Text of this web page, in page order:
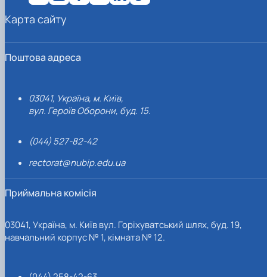
Поштова адреса
03041, Україна, м. Київ,
вул. Героїв Оборони, буд. 15.
(044) 527-82-42
rectorat@nubip.edu.ua
Приймальна комісія
03041, Україна, м. Київ вул. Горіхуватський шлях, буд. 19,
навчальний корпус № 1, кімната № 12.
Карта сайту